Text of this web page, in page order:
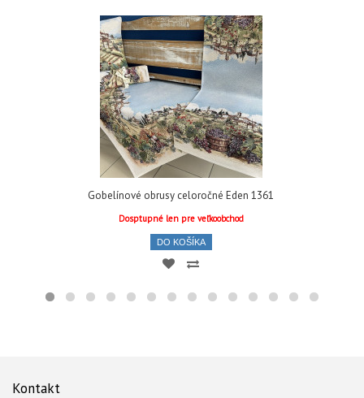
Gobelínové obrusy celoročné Eden 1361
Dosptupné len pre veľkoobchod
DO KOŠÍKA
Kontakt